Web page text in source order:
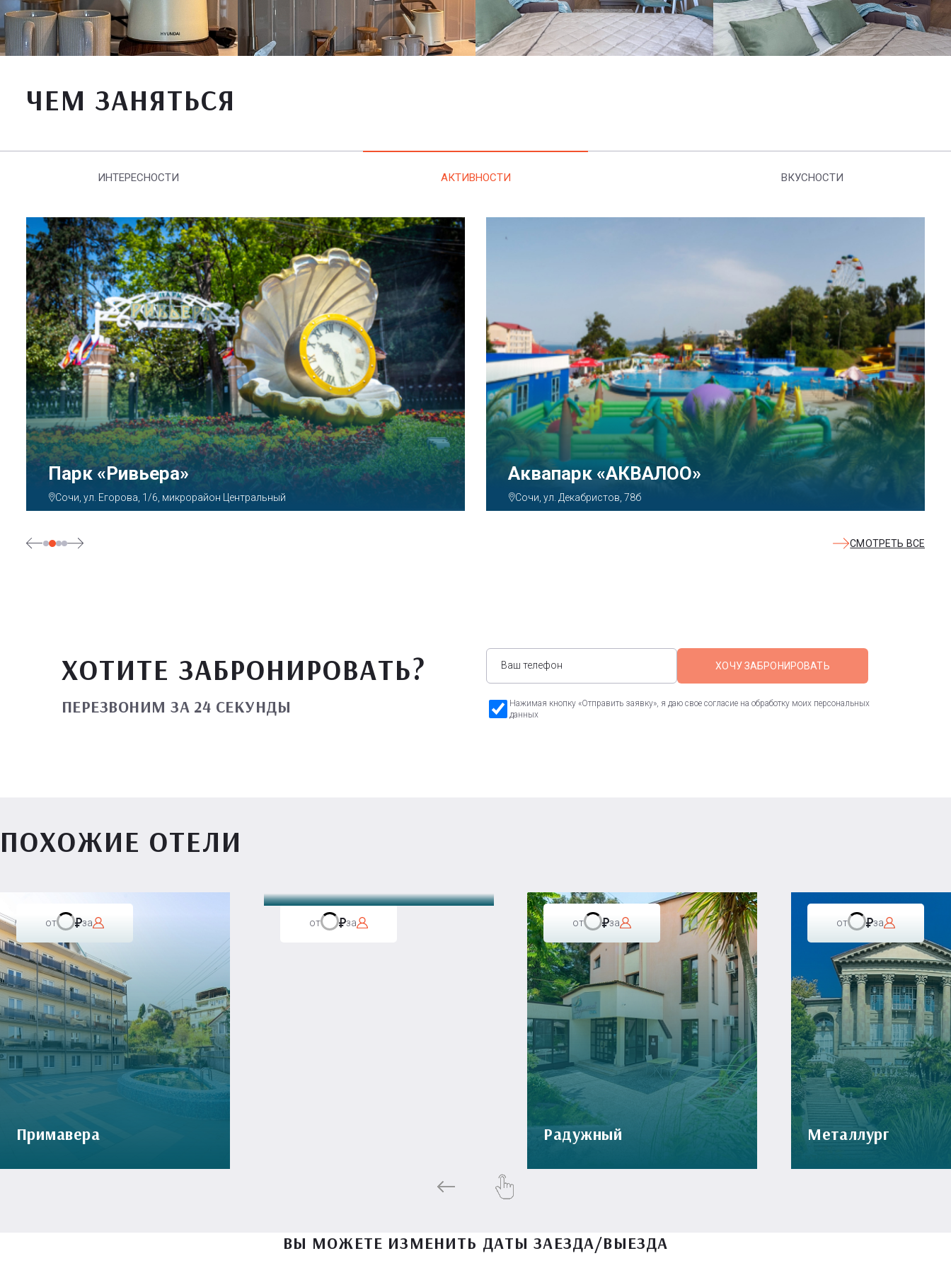
ЧЕМ ЗАНЯТЬСЯ
ИНТЕРЕСНОСТИ АКТИВНОСТИ ВКУСНОСТИ
Аквапарк «АКВАЛОО»
Сочи, ул. Декабристов, 78б
Тематический парк развлечений «Сочи
Парк»
СМОТРЕТЬ ВСЕ
ХОТИТЕ ЗАБРОНИРОВАТЬ?
ПЕРЕЗВОНИМ ЗА 24 СЕКУНДЫ
ХОЧУ ЗАБРОНИРОВАТЬ
Нажимая кнопку «Отправить заявку», я даю свое согласие на обработку моих персональных
данных
ПОХОЖИЕ ОТЕЛИ
от за
Примавера
от за от за
Радужный
от за
Металлург
ВЫ МОЖЕТЕ ИЗМЕНИТЬ ДАТЫ ЗАЕЗДА/ВЫЕЗДА